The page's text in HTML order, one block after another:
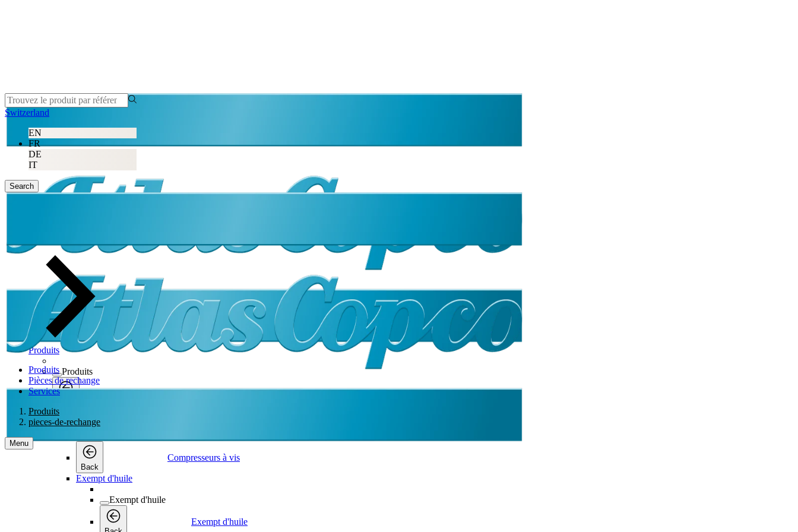
Switzerland
EN
FR
DE
IT
Search
Produits
Pièces de rechange
Services
Produits
pieces-de-rechange
Menu
Produits
Produits
Produits
Compresseurs à vis
Back
Compresseurs à vis
Exempt d'huile
Exempt d'huile
Exempt d'huile